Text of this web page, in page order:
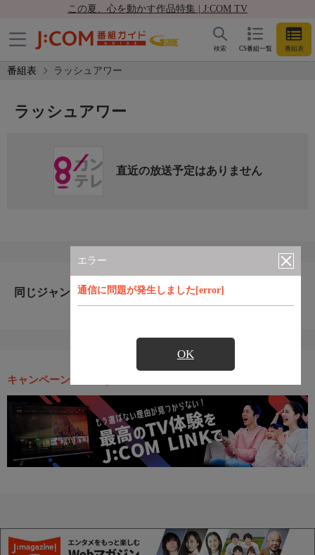
この夏、心を動かす作品特集 | J:COM TV
CS番組一覧 番組表
検索
番組表 ラッシュアワー
エラー
通信に問題が発生しました[error]
OK
ラッシュアワー
直近の放送予定はありません
同じジャンルのおすすめ番組
キャンペーン・お得な情報